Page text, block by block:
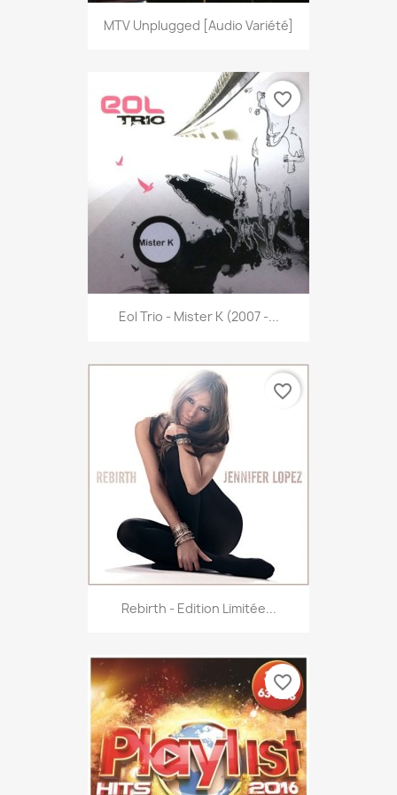
MTV Unplugged [Audio Variété]
Eol Trio - Mister K (2007 -...
favorite_border
Rebirth - Edition Limitée...
favorite_border
favorite_border